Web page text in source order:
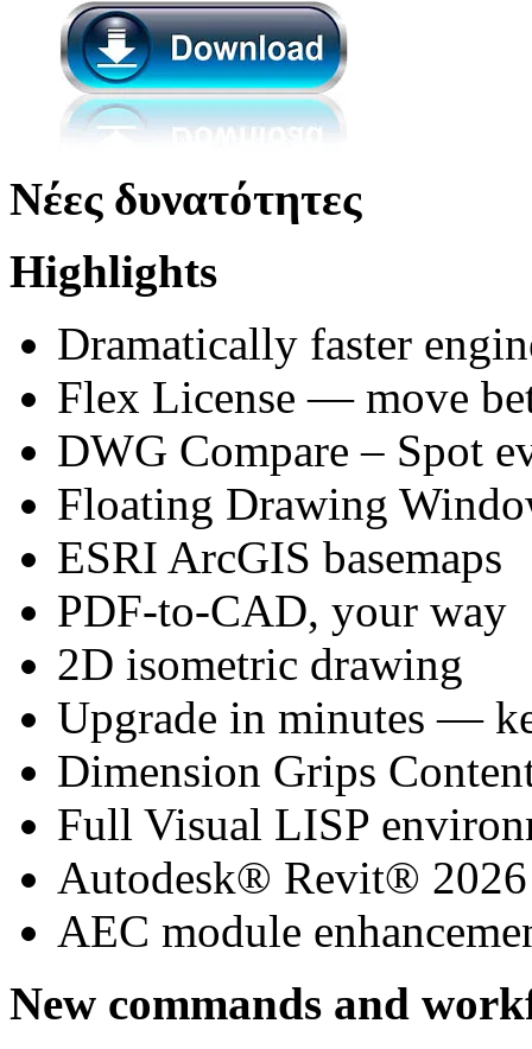
Νέες δυνατότητες
Highlights
Dramatically faster
Flex License — move
DWG Compare – Spot
Floating Drawing
ESRI ArcGIS basemaps
PDF-to-CAD, your way
2D isometric drawing
Upgrade in minutes —
Dimension Grips
Full Visual LISP
Autodesk® Revit®
AEC module
New commands and